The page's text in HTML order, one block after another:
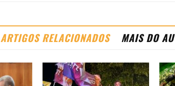
ARTIGOS RELACIONADOS MAIS DO